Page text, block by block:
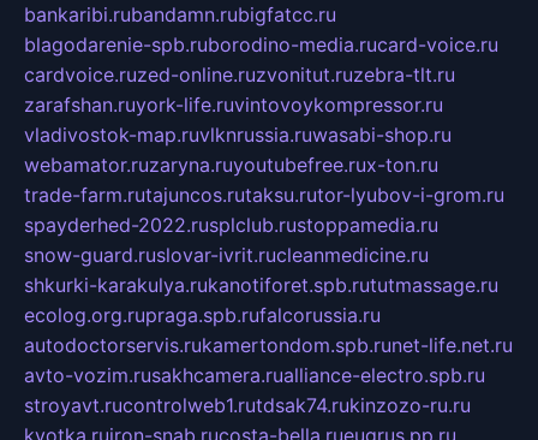
bankaribi.rubandamn.rubigfatcc.ru
blagodarenie-spb.ruborodino-media.rucard-voice.ru
cardvoice.ruzed-online.ruzvonitut.ruzebra-tlt.ru
zarafshan.ruyork-life.ruvintovoykompressor.ru
vladivostok-map.ruvlknrussia.ruwasabi-shop.ru
webamator.ruzaryna.ruyoutubefree.rux-ton.ru
trade-farm.rutajuncos.rutaksu.rutor-lyubov-i-grom.ru
spayderhed-2022.rusplclub.rustoppamedia.ru
snow-guard.ruslovar-ivrit.rucleanmedicine.ru
shkurki-karakulya.rukanotiforet.spb.rututmassage.ru
ecolog.org.rupraga.spb.rufalcorussia.ru
autodoctorservis.rukamertondom.spb.runet-life.net.ru
avto-vozim.rusakhcamera.rualliance-electro.spb.ru
stroyavt.rucontrolweb1.rutdsak74.rukinzozo-ru.ru
kvotka.ruiron-snab.rucosta-bella.rueugrus.pp.ru